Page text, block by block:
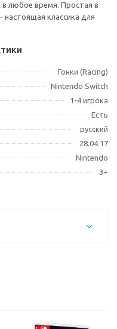
в любое время. Простая в
классика для
Гонки (Racing)
Nintendo Switch
1-4 игрока
Есть
русский
28.04.17
Nintendo
3+